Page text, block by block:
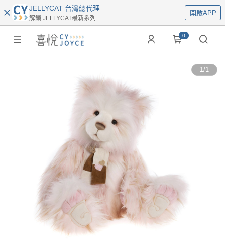
JELLYCAT 台灣總代理
解鎖 JELLYCAT最新系列
開啟APP
0
1/1